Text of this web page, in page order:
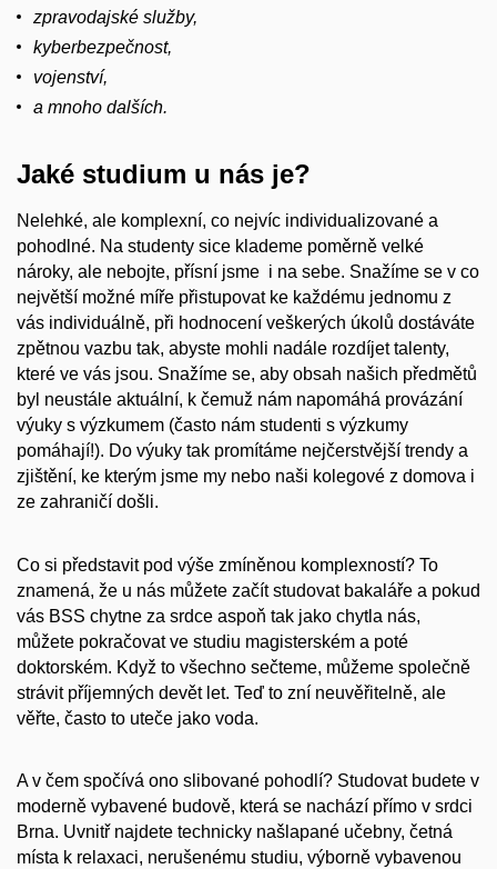
zpravodajské služby,
kyberbezpečnost,
vojenství,
a mnoho dalších.
Jaké studium u nás je?
Nelehké, ale komplexní, co nejvíc individualizované a
pohodlné. Na studenty sice klademe poměrně velké
nároky, ale nebojte, přísní jsme i na sebe. Snažíme se v co
největší možné míře přistupovat ke každému jednomu z
vás individuálně, při hodnocení veškerých úkolů dostáváte
zpětnou vazbu tak, abyste mohli nadále rozdíjet talenty,
které ve vás jsou. Snažíme se, aby obsah našich předmětů
byl neustále aktuální, k čemuž nám napomáhá provázání
výuky s výzkumem (často nám studenti s výzkumy
pomáhají!). Do výuky tak promítáme nejčerstvější trendy a
zjištění, ke kterým jsme my nebo naši kolegové z domova i
ze zahraničí došli.
Co si představit pod výše zmíněnou komplexností? To
znamená, že u nás můžete začít studovat bakaláře a pokud
vás BSS chytne za srdce aspoň tak jako chytla nás,
můžete pokračovat ve studiu magisterském a poté
doktorském. Když to všechno sečteme, můžeme společně
strávit příjemných devět let. Teď to zní neuvěřitelně, ale
věřte, často to uteče jako voda.
A v čem spočívá ono slibované pohodlí? Studovat budete v
moderně vybavené budově, která se nachází přímo v srdci
Brna. Uvnitř najdete technicky našlapané učebny, četná
místa k relaxaci, nerušenému studiu, výborně vybavenou